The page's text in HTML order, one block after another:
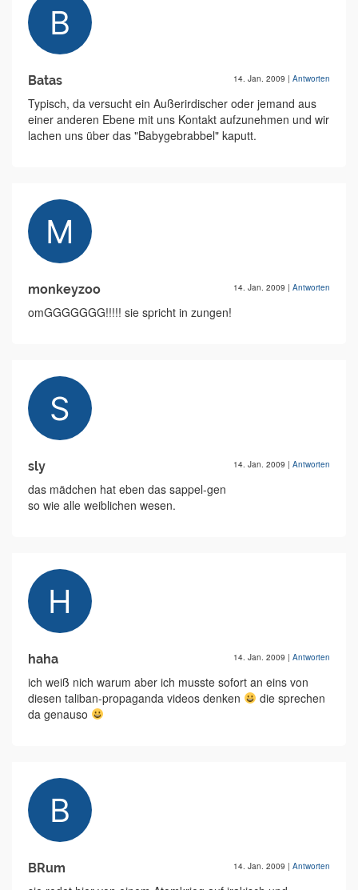
Batas 14. Jan. 2009 | Antworten
Typisch, da versucht ein Außerirdischer oder jemand aus
einer anderen Ebene mit uns Kontakt aufzunehmen und wir
lachen uns über das "Babygebrabbel" kaputt.
monkeyzoo 14. Jan. 2009 | Antworten
omGGGGGGG!!!!! sie spricht in zungen!
sly 14. Jan. 2009 | Antworten
das mädchen hat eben das sappel-gen
so wie alle weiblichen wesen.
haha 14. Jan. 2009 | Antworten
ich weiß nich warum aber ich musste sofort an eins von
diesen taliban-propaganda videos denken
die sprechen
da genauso
BRum 14. Jan. 2009 | Antworten